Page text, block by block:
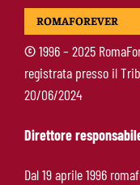
ROMAFOREVER
©1996 – 2025
registrata presso il
20/06/2024
Direttore
Dal 19 aprile 1996